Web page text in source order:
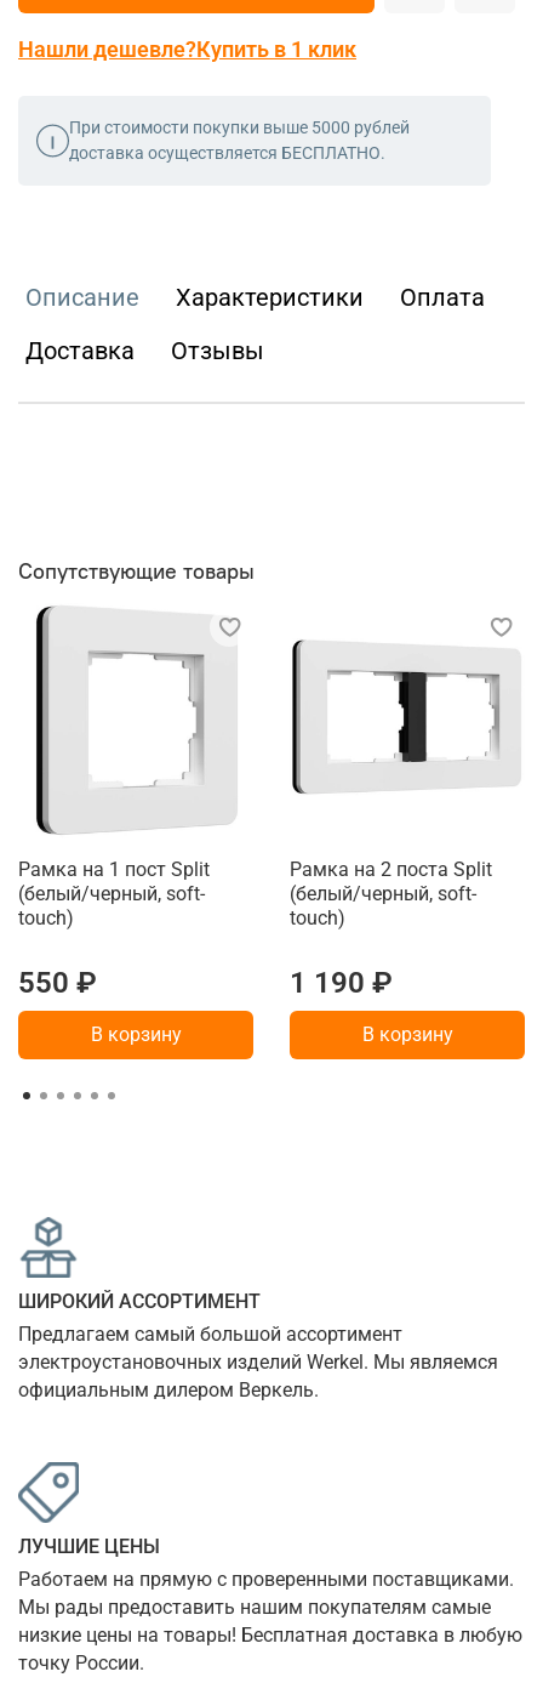
Нашли дешевле?Купить в 1 клик
При стоимости покупки выше 5000 рублей
доставка осуществляется БЕСПЛАТНО.
Описание Характеристики
Оплата
Доставка
Отзывы
Сопутствующие товары
Рамка на 1 пост Split
(белый/черный, soft-
touch)
550 ₽
В корзину
Рамка на 2 поста Split
(белый/черный, soft-
touch)
1 190 ₽
В корзину
ШИРОКИЙ АССОРТИМЕНТ
Предлагаем самый большой ассортимент
электроустановочных изделий Werkel. Мы являемся
официальным дилером Веркель.
ЛУЧШИЕ ЦЕНЫ
Работаем на прямую с проверенными поставщиками.
Мы рады предоставить нашим покупателям самые
низкие цены на товары! Бесплатная доставка в любую
точку России.